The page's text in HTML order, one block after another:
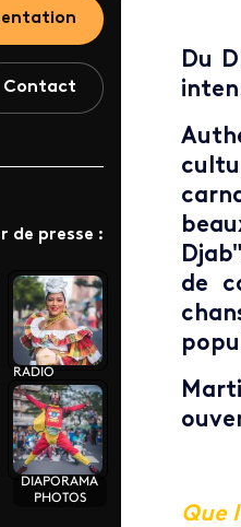
Contact
de presse :
RADIO
DIAPORAMA
PHOTOS
Du
de
Que